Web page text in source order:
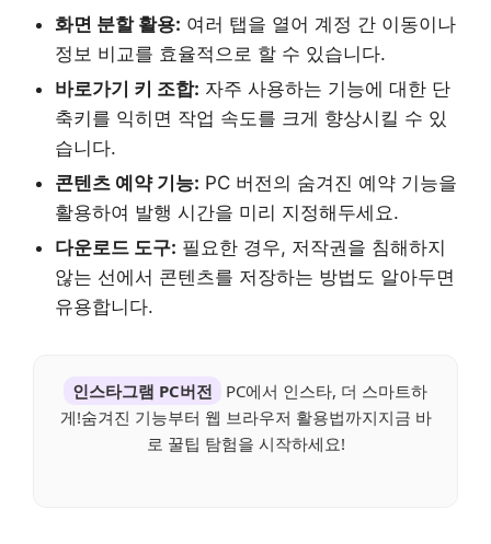
화면 분할 활용: 여러 탭을 열어 계정 간 이동이나
정보 비교를 효율적으로 할 수 있습니다.
바로가기 키 조합: 자주 사용하는 기능에 대한 단
축키를 익히면 작업 속도를 크게 향상시킬 수 있
습니다.
콘텐츠 예약 기능: PC 버전의 숨겨진 예약 기능을
활용하여 발행 시간을 미리 지정해두세요.
다운로드 도구: 필요한 경우, 저작권을 침해하지
않는 선에서 콘텐츠를 저장하는 방법도 알아두면
유용합니다.
인스타그램 PC버전
PC에서 인스타, 더 스마트하
게!숨겨진 기능부터 웹 브라우저 활용법까지지금 바
로 꿀팁 탐험을 시작하세요!